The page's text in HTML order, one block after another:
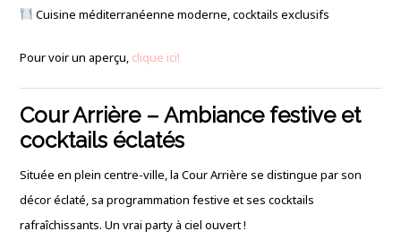
Cuisine méditerranéenne moderne, cocktails exclusifs
Pour voir un aperçu, clique ici!
Cour Arrière – Ambiance festive et
cocktails éclatés
Située en plein centre-ville, la Cour Arrière se distingue par son
décor éclaté, sa programmation festive et ses cocktails
rafraîchissants. Un vrai party à ciel ouvert !